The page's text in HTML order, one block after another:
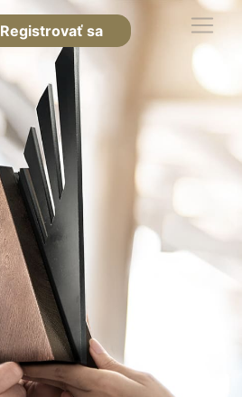
Registrovať sa